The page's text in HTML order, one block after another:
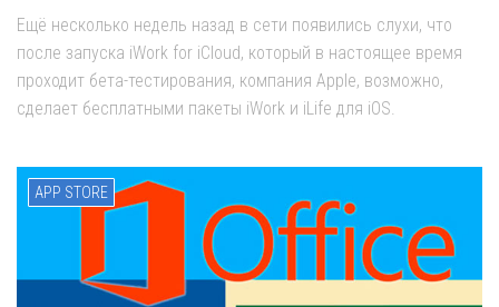
Ещё несколько недель назад в сети появились слухи, что
после запуска iWork for iCloud, который в настоящее время
проходит бета-тестирования, компания Apple, возможно,
сделает бесплатными пакеты iWork и iLife для iOS.
APP STORE